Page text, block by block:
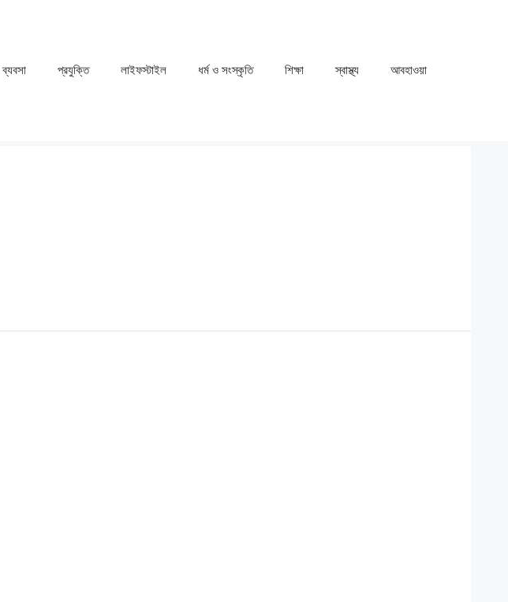
ব্যবসা প্রযুক্তি লাইফস্টাইল ধর্ম ও সংস্কৃতি ⁠⁠শিক্ষা ⁠⁠স্বাস্থ্য ⁠⁠আবহাওয়া